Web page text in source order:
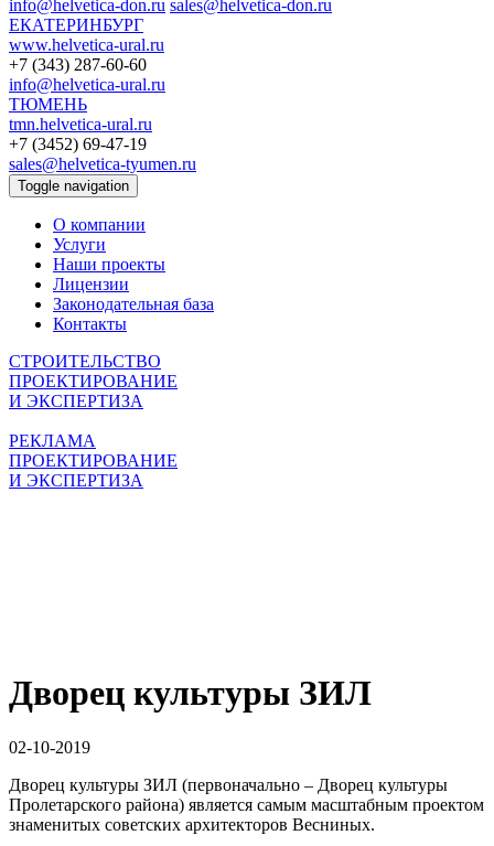
info@helvetica-don.ru sales@helvetica-don.ru
ЕКАТЕРИНБУРГ
www.helvetica-ural.ru
+7 (343) 287-60-60
info@helvetica-ural.ru
ТЮМЕНЬ
tmn.helvetica-ural.ru
+7 (3452) 69-47-19
sales@helvetica-tyumen.ru
Toggle navigation
О компании
Услуги
Наши проекты
Лицензии
Законодательная база
Контакты
СТРОИТЕЛЬСТВО
ПРОЕКТИРОВАНИЕ
И ЭКСПЕРТИЗА
РЕКЛАМА
ПРОЕКТИРОВАНИЕ
И ЭКСПЕРТИЗА
Дворец культуры ЗИЛ
02-10-2019
Дворец культуры ЗИЛ (первоначально – Дворец культуры
Пролетарского района) является самым масштабным проектом
знаменитых советских архитекторов Весниных.